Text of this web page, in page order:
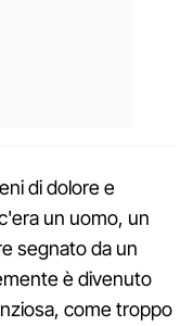
di dolore e
un uomo, un
segnato da un
è divenuto
come troppo